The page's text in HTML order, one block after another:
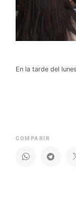
En la tarde del
COMPARIR